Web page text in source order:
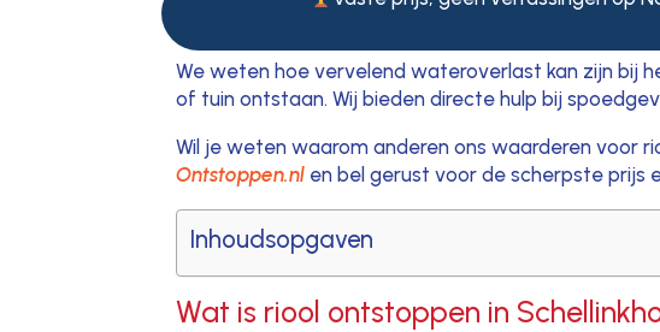
We weten hoe vervelend wateroverlast kan zijn bij
of tuin ontstaan. Wij bieden directe hulp bij
Wil je weten waarom anderen ons waarderen voor
Ontstoppen.nl en bel gerust voor de scherpste prijs
Inhoudsopgaven
Wat is riool ontstoppen in